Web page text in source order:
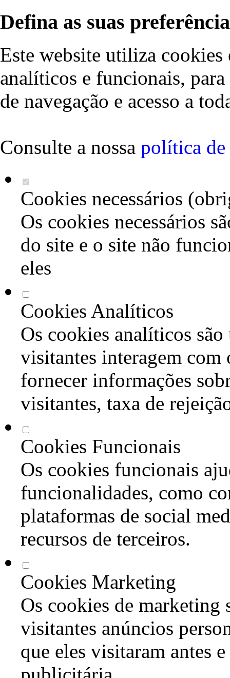
Defina as suas
Este website utiliza cookies
analíticos e funcionais,
de navegação e acesso a
Consulte a nossa política de
Cookies necessários
Os cookies necessários
do site e o site não
eles
Cookies Analíticos
Os cookies analíticos são
visitantes interagem com
fornecer informações
visitantes, taxa de
Cookies Funcionais
Os cookies funcionais
funcionalidades, como
plataformas de social
recursos de terceiros.
Cookies Marketing
Os cookies de marketing
visitantes anúncios
que eles visitaram antes